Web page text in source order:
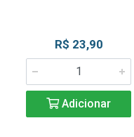
R$ 23,90
Adicionar